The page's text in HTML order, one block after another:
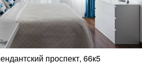
проспект, 66к5